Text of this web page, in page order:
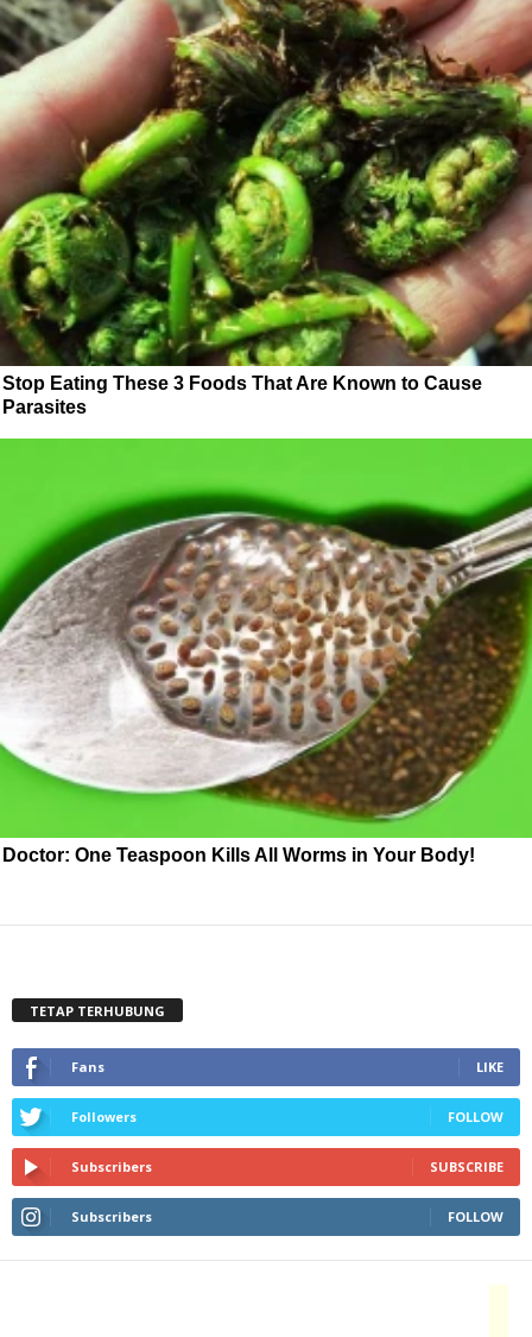
Stop Eating These 3 Foods That Are Known to Cause
Parasites
Doctor: One Teaspoon Kills All Worms in Your Body!
TETAP TERHUBUNG
Fans LIKE
Followers FOLLOW
Subscribers SUBSCRIBE
Subscribers FOLLOW